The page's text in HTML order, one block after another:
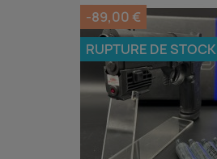
-89,00 €
RUPTURE DE STOCK